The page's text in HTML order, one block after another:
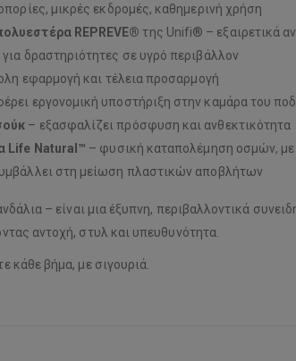
μικρές εκδρομές, καθημερινή χρήση
REPREVE® της Unifi® – εξαιρετικά
για δραστηριότητες σε υγρό περιβάλλον
εφαρμογή και τέλεια προσαρμογή
εργονομική υποστήριξη στην καμάρα του
– εξασφαλίζει πρόσφυση και ανθεκτικότητα
Life Natural™ – φυσική καταπολέμηση οσμών,
στη μείωση πλαστικών αποβλήτων
– είναι μια έξυπνη, περιβαλλοντικά
αντοχή, στυλ και υπευθυνότητα.
κάθε βήμα, με σιγουριά.